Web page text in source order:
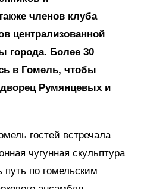
членов клуба
централизованной
города. Более 30
в Гомель, чтобы
Румянцевых и
гостей встречала
чугунная скульптура
путь по гомельским